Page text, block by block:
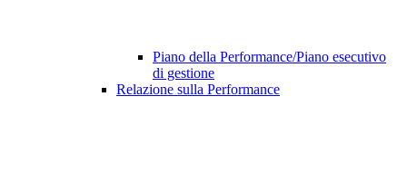
Piano della Performance/Piano esecutivo
di gestione
Relazione sulla Performance